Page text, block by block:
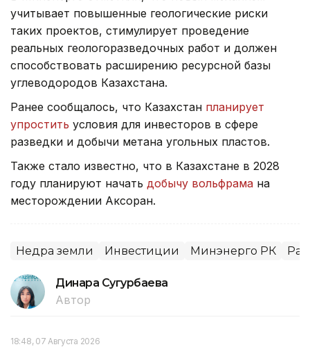
учитывает повышенные геологические риски
таких проектов, стимулирует проведение
реальных геологоразведочных работ и должен
способствовать расширению ресурсной базы
углеводородов Казахстана.
Ранее сообщалось, что Казахстан планирует
упростить условия для инвесторов в сфере
разведки и добычи метана угольных пластов.
Также стало известно, что в Казахстане в 2028
году планируют начать добычу вольфрама на
месторождении Аксоран.
Недра земли Инвестиции Минэнерго РК
Динара Сугурбаева
Автор
18:48, 07 Августа 2026